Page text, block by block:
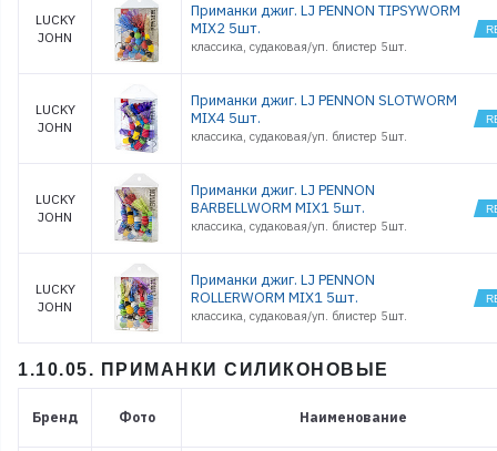
LUCKY
JOHN
Приманки джиг. LJ PENNON TIPSYWORM
MIX2 5шт.
классика, судаковая/уп. блистер 5шт.
LUCKY
JOHN
Приманки джиг. LJ PENNON SLOTWORM
MIX4 5шт.
классика, судаковая/уп. блистер 5шт.
LUCKY
JOHN
Приманки джиг. LJ PENNON
BARBELLWORM MIX1 5шт.
классика, судаковая/уп. блистер 5шт.
LUCKY
JOHN
Приманки джиг. LJ PENNON
ROLLERWORM MIX1 5шт.
классика, судаковая/уп. блистер 5шт.
1.10.05. ПРИМАНКИ СИЛИКОНОВЫЕ
Бренд Фото Наименование